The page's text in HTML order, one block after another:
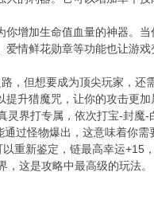
增加生命值血量的神器。当
情鲜花勋章等功能也让游
，但想要成为顶尖玩家，还
升猎魔咒，让你的攻击更加
界打专属，依次打宝-封魔-
过怪物爆出，这意味着你需
重新鉴定，链最高幸运+15
这是攻略中最高级的玩法。